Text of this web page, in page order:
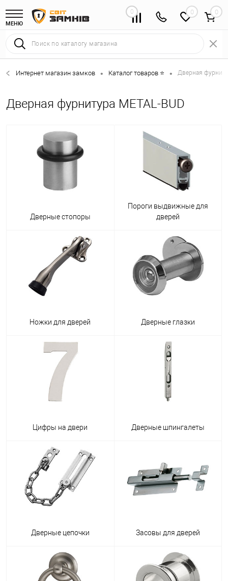
МЕНЮ
0 0
Интернет магазин замков • Каталог товаров ⭐ • Дверная
Дверная фурнитура METAL-BUD
Дверные стопоры
Пороги выдвижные для
дверей
Ножки для дверей Дверные глазки
Цифры на двери Дверные шпингалеты
Дверные цепочки Засовы для дверей